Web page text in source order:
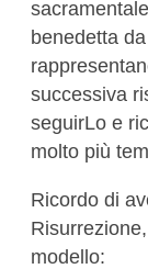
benedetta
successiva
seguirLo e
molto più
Ricordo di
modello: